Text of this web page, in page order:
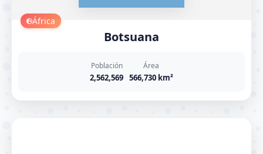
África
Botsuana
Población
2,562,569
Área
566,730 km²